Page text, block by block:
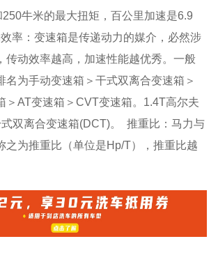
牛米的最大扭矩，百公里加速是6.9
率：变速箱是传递动力的媒介，必然涉
传动效率越高，加速性能越优秀。一般
名为手动变速箱＞干式双离合变速箱＞
＞AT变速箱＞CVT变速箱。1.4T高尔夫
双离合变速箱(DCT)。 推重比：马力与
之为推重比（单位是Hp/T），推重比越